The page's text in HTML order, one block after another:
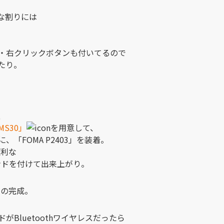
割りには
右クリックボタンも付いてるので
。
」
を用意して、
「FOMA P2403」を装着。
な
を付けて出来上がり。
完成。
がBluetoothワイヤレスだったら